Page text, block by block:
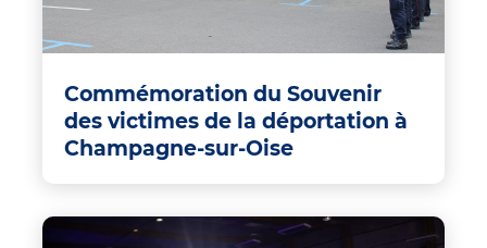
Commémoration du Souvenir
des victimes de la déportation à
Champagne-sur-Oise